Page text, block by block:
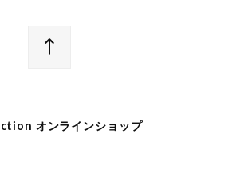
オンラインショップ